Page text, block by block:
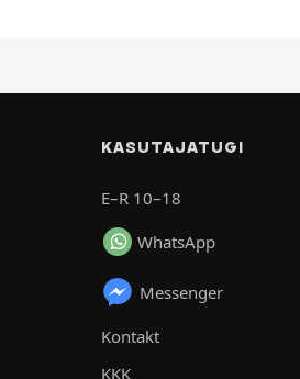
KASUTAJATUGI
E–R 10–18
WhatsApp
Messenger
Kontakt
KKK